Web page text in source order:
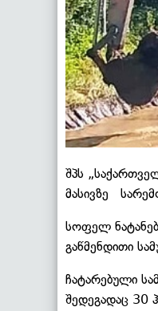
შპს
მასივზე
სოფელ
გაწმენდითი
ჩატარებული
შედეგადაც 30